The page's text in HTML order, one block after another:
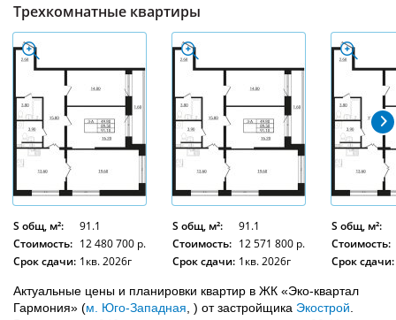
Трехкомнатные квартиры
S общ, м²:
91.1
Стоимость: 12 480 700 р.
Срок сдачи: 1кв. 2026г
S общ, м²:
91.1
Стоимость: 12 571 800 р.
Срок сдачи: 1кв. 2026г
S общ, м²:
Стоимость:
Срок сдачи:
Актуальные цены и планировки квартир в ЖК «Эко-квартал
Гармония» (м. Юго-Западная , ) от застройщика Экострой